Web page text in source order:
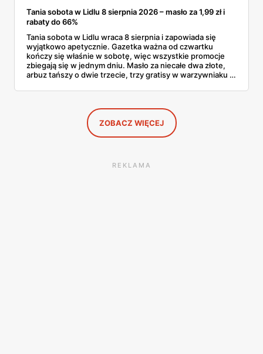
Tania sobota w Lidlu 8 sierpnia 2026 – masło za 1,99 zł i
rabaty do 66%
Tania sobota w Lidlu wraca 8 sierpnia i zapowiada się
wyjątkowo apetycznie. Gazetka ważna od czwartku
kończy się właśnie w sobotę, więc wszystkie promocje
zbiegają się w jednym dniu. Masło za niecałe dwa złote,
arbuz tańszy o dwie trzecie, trzy gratisy w warzywniaku i
całą sobotnią gazetkę Lidla strona po stronie i wybrałam
ZOBACZ WIĘCEJ
REKLAMA